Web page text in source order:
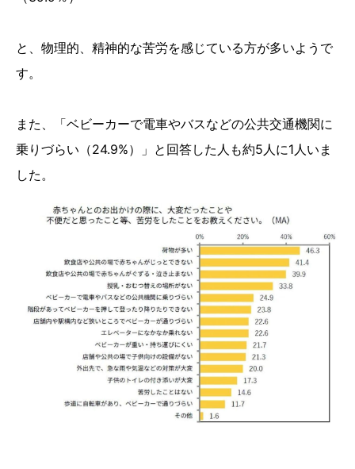
と、物理的、精神的な苦労を感じている方が多いようで
す。
また、「ベビーカーで電車やバスなどの公共交通機関に
乗りづらい（24.9%）」と回答した人も約5人に1人いま
した。